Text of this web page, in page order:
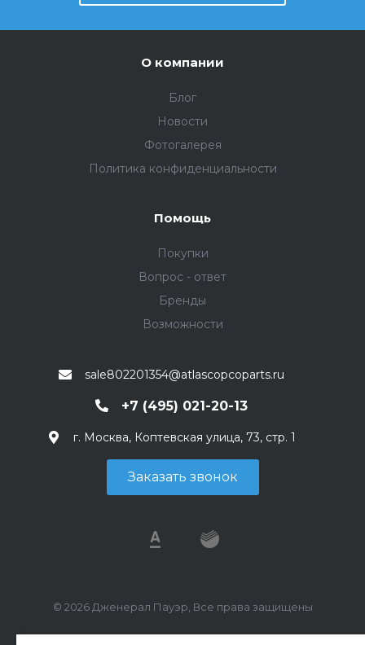
О компании
Блог
Новости
Фотогалерея
Политика конфиденциальности
Помощь
Покупки
Вопрос - ответ
Бренды
Возможности
sale802201354@atlascopcoparts.ru
+7 (495) 021-20-13
г. Москва, Коптевская улица, 73, стр. 1
Заказать звонок
© 2026 Дженерал Пауэр, Все права защищены